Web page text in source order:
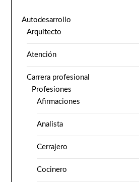
Autodesarrollo
Arquitecto
Atención
Carrera profesional
Profesiones
Afirmaciones
Analista
Cerrajero
Cocinero